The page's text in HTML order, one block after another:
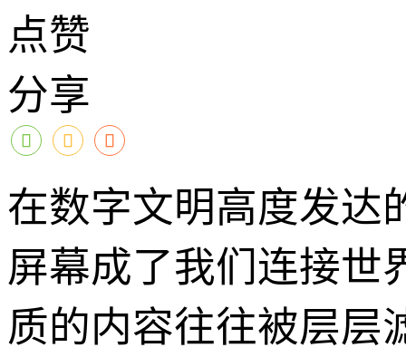
点赞
分享
在数字文明高度发达
屏幕成了我们连接世
质的内容往往被层层